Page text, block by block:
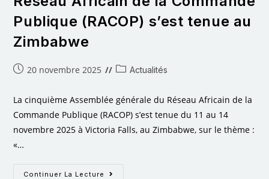
Publique (RACOP) s’est tenue au
Zimbabwe
20 novembre 2025 Actualités
La cinquième Assemblée générale du Réseau Africain de la
Commande Publique (RACOP) s’est tenue du 11 au 14
novembre 2025 à Victoria Falls, au Zimbabwe, sur le thème :
«…
Continuer La Lecture